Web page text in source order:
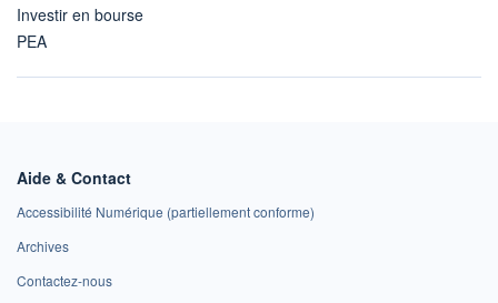
Investir en bourse
PEA
Aide & Contact
Accessibilité Numérique (partiellement conforme)
Archives
Contactez-nous